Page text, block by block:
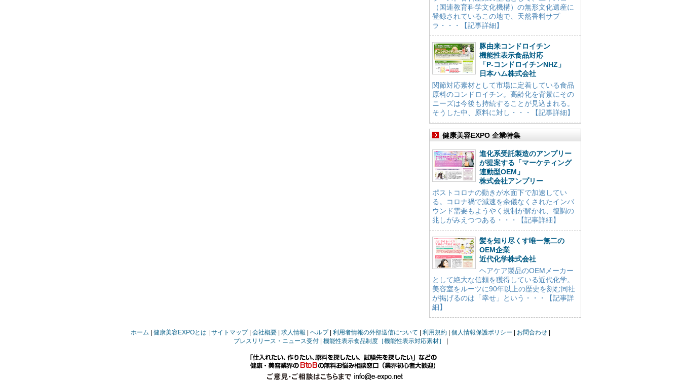
（国連教育科学文化機構）の無形文化遺産に
登録されているこの地で、天然香料サプ
ラ・・・【記事詳細】
豚由来コンドロイチン
機能性表示食品対応
「P-コンドロイチンNHZ」
日本ハム株式会社
関節対応素材として市場に定着している食品
原料のコンドロイチン。高齢化を背景にその
ニーズは今後も持続することが見込まれる。
そうした中、原料に対し・・・【記事詳細】
健康美容EXPO 企業特集
進化系受託製造のアンプリー
が提案する「マーケティング
連動型OEM」
株式会社アンプリー
ポストコロナの動きが水面下で加速してい
る。コロナ禍で減速を余儀なくされたインバ
ウンド需要もようやく規制が解かれ、復調の
兆しがみえつつある・・・【記事詳細】
髪を知り尽くす唯一無二の
OEM企業
近代化学株式会社
ヘアケア製品のOEMメーカー
として絶大な信頼を獲得している近代化学。
美容室をルーツに90年以上の歴史を刻む同社
が掲げるのは「幸せ」という・・・【記事詳
細】
ホーム 健康美容EXPOとは サイトマップ 会社概要 求人情報 ヘルプ 利用者情報の外部送信について 利用規約 個人情報保護ポリシー
お問合わせ
プレスリリース・ニュース受付
機能性表示食品制度［機能性表示対応素材］